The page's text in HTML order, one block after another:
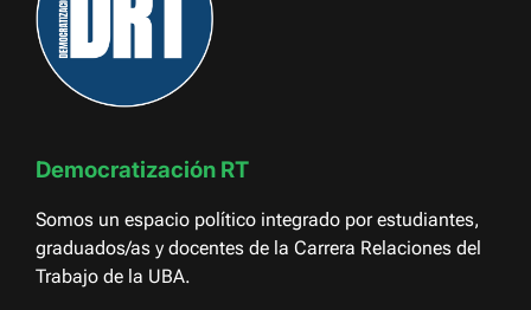
Democratización RT
Somos un espacio político integrado por estudiantes,
graduados/as y docentes de la Carrera Relaciones del
Trabajo de la UBA.